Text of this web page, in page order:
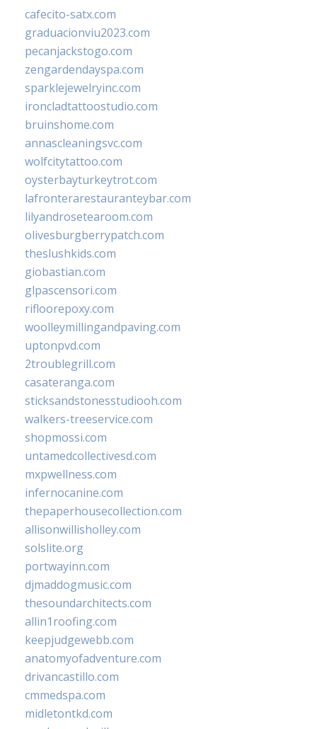
cafecito-satx.com
graduacionviu2023.com
pecanjackstogo.com
zengardendayspa.com
sparklejewelryinc.com
ironcladtattoostudio.com
bruinshome.com
annascleaningsvc.com
wolfcitytattoo.com
oysterbayturkeytrot.com
lafronterarestauranteybar.com
lilyandrosetearoom.com
olivesburgberrypatch.com
theslushkids.com
giobastian.com
glpascensori.com
rifloorepoxy.com
woolleymillingandpaving.com
uptonpvd.com
2troublegrill.com
casateranga.com
sticksandstonesstudiooh.com
walkers-treeservice.com
shopmossi.com
untamedcollectivesd.com
mxpwellness.com
infernocanine.com
thepaperhousecollection.com
allisonwillisholley.com
solslite.org
portwayinn.com
djmaddogmusic.com
thesoundarchitects.com
allin1roofing.com
keepjudgewebb.com
anatomyofadventure.com
drivancastillo.com
cmmedspa.com
midletontkd.com